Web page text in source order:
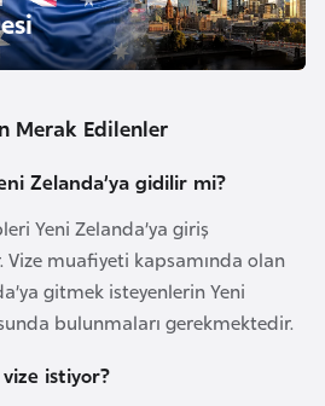
Merak Edilenler
Zelanda’ya gidilir mi?
Yeni Zelanda’ya giriş
muafiyeti kapsamında olan
gitmek isteyenlerin Yeni
bulunmaları gerekmektedir.
istiyor?